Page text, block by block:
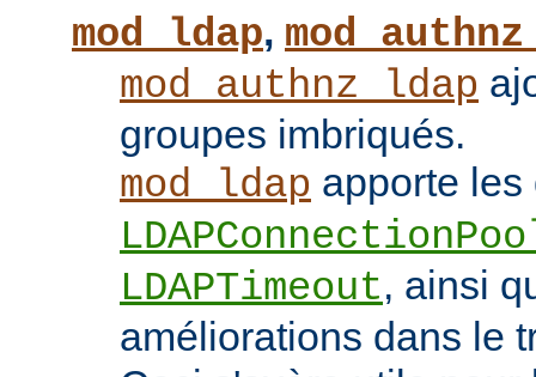
mod_ldap,
mod_authnz_ldap
groupes imbriqués.
mod_ldap apporte les
LDAPTimeout, ainsi
améliorations dans le